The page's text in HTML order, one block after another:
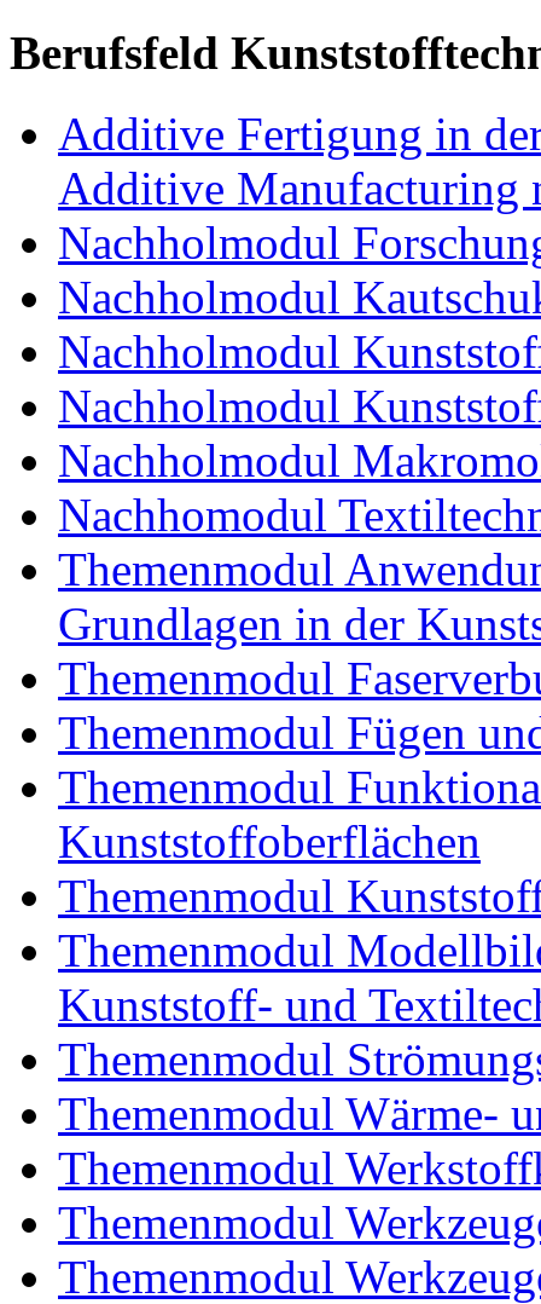
Berufsfeld
Additive Fertigung in
Additive Manufacturing
Nachholmodul
Nachholmodul
Nachholmodul
Nachholmodul
Nachholmodul
Nachhomodul
Themenmodul
Grundlagen in der
Themenmodul
Themenmodul Fügen
Themenmodul
Kunststoffoberflächen
Themenmodul
Themenmodul
Kunststoff- und
Themenmodul
Themenmodul Wärme-
Themenmodul
Themenmodul
Themenmodul